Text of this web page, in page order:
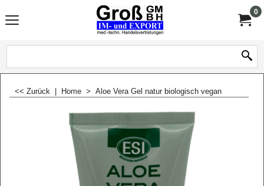
0
<< Zurück Home > Aloe Vera Gel natur biologisch vegan